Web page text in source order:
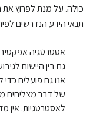
כולה. על מנת לפרוץ את
תנאי הידע הנדרשים
אסטרטגיה
גם בין היישום
אנו גם פועלים
של דבר מצליחים
לאסטרטגיות. אין